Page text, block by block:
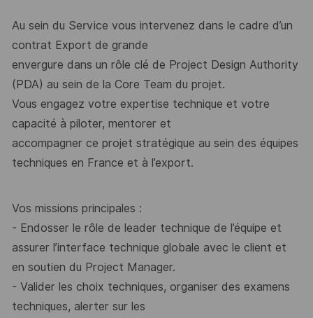
Au sein du Service vous intervenez dans le cadre d’un
contrat Export de grande
envergure dans un rôle clé de Project Design Authority
(PDA) au sein de la Core Team du projet.
Vous engagez votre expertise technique et votre
capacité à piloter, mentorer et
accompagner ce projet stratégique au sein des équipes
techniques en France et à l’export.
Vos missions principales :
- Endosser le rôle de leader technique de l’équipe et
assurer l’interface technique globale avec le client et
en soutien du Project Manager.
- Valider les choix techniques, organiser des examens
techniques, alerter sur les